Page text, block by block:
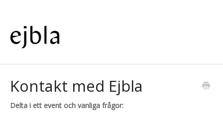
Kontakt med Ejbla
Delta i ett event och vanliga frågor: